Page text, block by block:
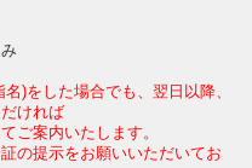
)をした場合でも、翌日以降、
ければ
ご案内いたします。
の提示をお願いいただいてお